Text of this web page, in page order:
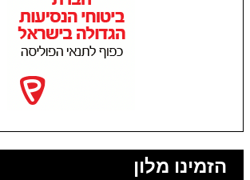
הזמינו מלון